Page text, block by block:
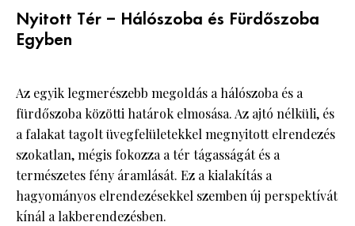
Nyitott Tér – Hálószoba és Fürdőszoba
Egyben
Az egyik legmerészebb megoldás a hálószoba és a
fürdőszoba közötti határok elmosása. Az ajtó nélküli, és
a falakat tagolt üvegfelületekkel megnyitott elrendezés
szokatlan, mégis fokozza a tér tágasságát és a
természetes fény áramlását. Ez a kialakítás a
hagyományos elrendezésekkel szemben új perspektívát
kínál a lakberendezésben.